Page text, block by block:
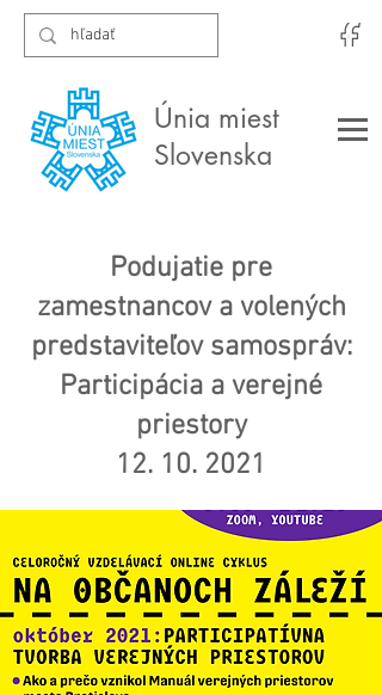
Únia miest
Slovenska
Podujatie pre
zamestnancov a volených
predstaviteľov samospráv:
Participácia a verejné
priestory
12. 10. 2021